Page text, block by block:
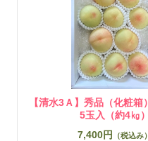
【清水3Ａ】秀品（化粧
5玉入（約4㎏）
7,400円
（税込み）